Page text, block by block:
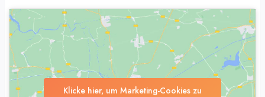
Klicke hier, um Marketing-Cookies zu